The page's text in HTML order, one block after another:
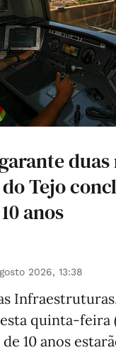
duas
Tejo
anos
2026, 13:38
quinta-feira
10 anos